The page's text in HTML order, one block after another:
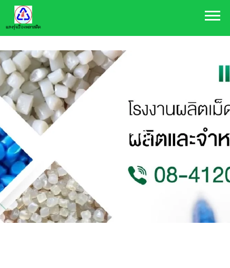
084-120-9888
ขยะพลาสติก